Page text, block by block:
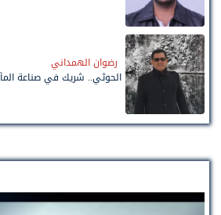
رضوان الهمداني
الحوثي.. شريك في صناعة